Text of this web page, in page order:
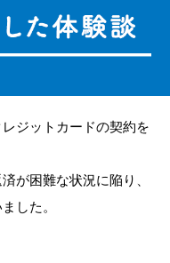
ジットカードの契約を
が困難な状況に陥り、
した。